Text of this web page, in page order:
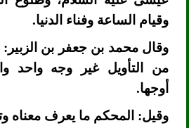
وقيام الساعة وفناء الدنيا.
وقال محمد بن جعفر بن الزبير:
من التأويل غير وجه واحد
أوجها.
وقيل: المحكم ما يعرف معناه